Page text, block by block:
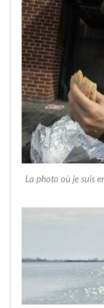
La photo où je suis